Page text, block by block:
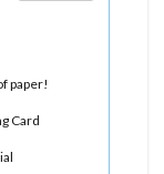
paper!
Card